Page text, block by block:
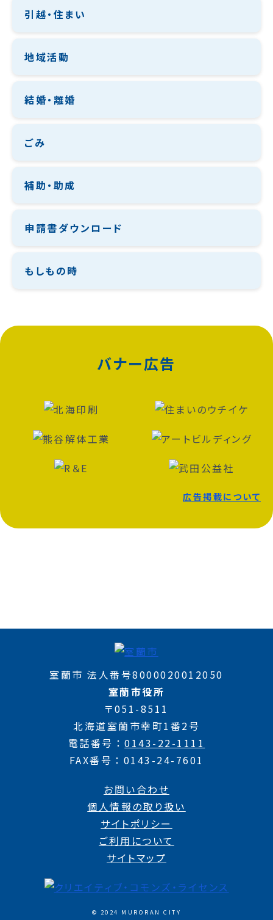
引越・住まい
地域活動
結婚・離婚
ごみ
補助・助成
申請書ダウンロード
もしもの時
バナー広告
広告掲載について
室蘭市 法人番号8000020012050
室蘭市役所
〒051-8511
北海道室蘭市幸町1番2号
電話番号
0143-22-1111
FAX番号
0143-24-7601
お問い合わせ
個人情報の取り扱い
サイトポリシー
ご利用について
サイトマップ
© 2024 MURORAN CITY